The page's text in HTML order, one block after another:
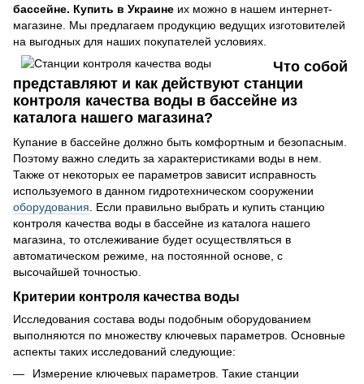
бассейне. Купить в Украине их можно в нашем интернет-
магазине. Мы предлагаем продукцию ведущих изготовителей
на выгодных для наших покупателей условиях.
Что собой
представляют и как действуют станции
контроля качества воды в бассейне из
каталога нашего магазина?
Купание в бассейне должно быть комфортным и безопасным.
Поэтому важно следить за характеристиками воды в нем.
Также от некоторых ее параметров зависит исправность
используемого в данном гидротехническом сооружении
оборудования . Если правильно выбрать и купить станцию
контроля качества воды в бассейне из каталога нашего
магазина, то отслеживание будет осуществляться в
автоматическом режиме, на постоянной основе, с
высочайшей точностью.
Критерии контроля качества воды
Исследования состава воды подобным оборудованием
выполняются по множеству ключевых параметров. Основные
аспекты таких исследований следующие:
Измерение ключевых параметров. Такие станции